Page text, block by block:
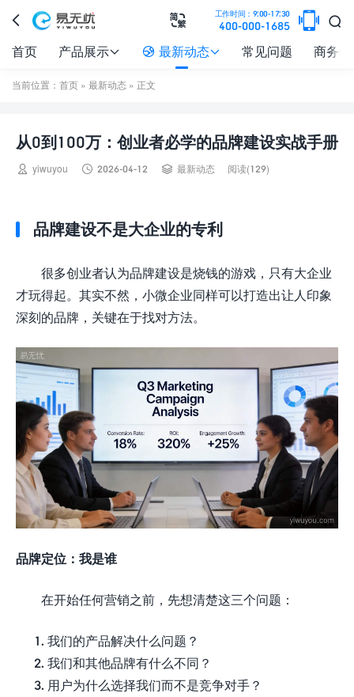
 
工作时间：9:00-17:30
400-000-1685 

首页 产品展示  最新动态 常见问题 商务
当前位置： 首页 » 最新动态 » 正文
从0到100万：创业者必学的品牌建设实战手册
 yiwuyou  2026-04-12  最新动态 阅读(129)
品牌建设不是大企业的专利
很多创业者认为品牌建设是烧钱的游戏，只有大企业
才玩得起。其实不然，小微企业同样可以打造出让人印象
深刻的品牌，关键在于找对方法。
品牌定位：我是谁
在开始任何营销之前，先想清楚这三个问题：
我们的产品解决什么问题？
我们和其他品牌有什么不同？
用户为什么选择我们而不是竞争对手？